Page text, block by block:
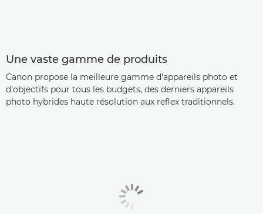
Une vaste gamme de produits
Canon propose la meilleure gamme d'appareils photo et
d'objectifs pour tous les budgets, des derniers appareils
photo hybrides haute résolution aux reflex traditionnels.